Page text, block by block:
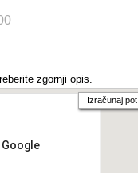
zgornji opis.
Izračunaj pot